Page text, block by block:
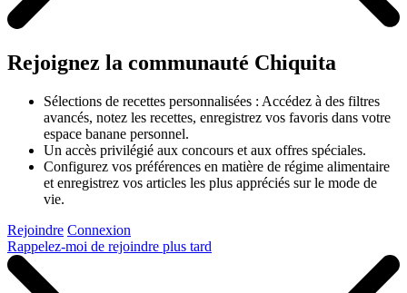
Rejoignez la communauté Chiquita
Sélections de recettes personnalisées : Accédez à des filtres
avancés, notez les recettes, enregistrez vos favoris dans votre
espace banane personnel.
Un accès privilégié aux concours et aux offres spéciales.
Configurez vos préférences en matière de régime alimentaire
et enregistrez vos articles les plus appréciés sur le mode de
vie.
Rejoindre Connexion
Rappelez-moi de rejoindre plus tard